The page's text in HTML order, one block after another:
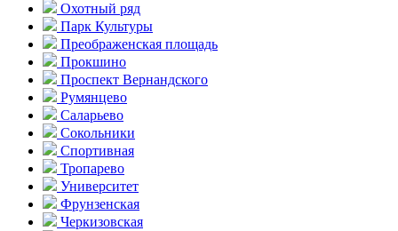
Охотный ряд
Парк Культуры
Преобра­женская площадь
Прокшино
Проспект Вернандского
Румянцево
Саларьево
Сокольники
Спортивная
Тропарево
Университет
Фрунзенская
Черкизовская